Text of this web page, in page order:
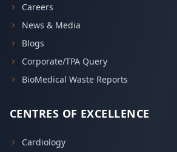
Careers
News & Media
Blogs
Corporate/TPA Query
BioMedical Waste Reports
CENTRES OF EXCELLENCE
Cardiology